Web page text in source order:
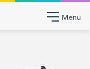
Menu